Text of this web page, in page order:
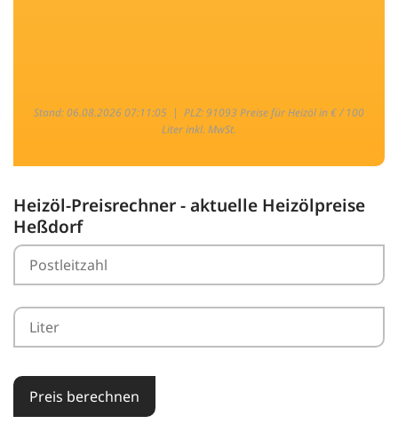
Stand: 06.08.2026 07:11:05 | PLZ: 91093 Preise für Heizöl in € / 100
Liter inkl. MwSt.
Heizöl-Preisrechner - aktuelle Heizölpreise
Heßdorf
Preis berechnen